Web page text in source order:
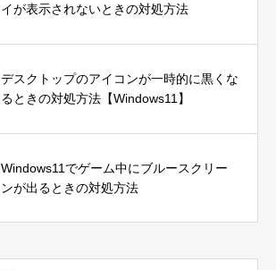
イが表示されないときの対処方法
デスクトップのアイコンが一時的に黒くな
るときの対処方法【Windows11】
Windows11でゲーム中にブルースクリー
ンが出るときの対処方法